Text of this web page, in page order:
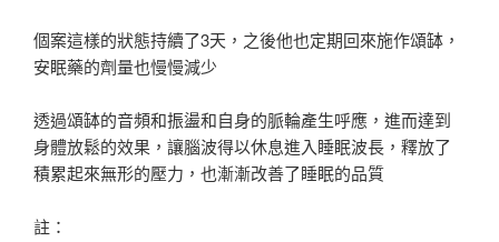
個案這樣的狀態持續了3天，之後他也定期回來施作頌缽，
安眠藥的劑量也慢慢減少
透過頌缽的音頻和振盪和自身的脈輪產生呼應，進而達到
身體放鬆的效果，讓腦波得以休息進入睡眠波長，釋放了
積累起來無形的壓力，也漸漸改善了睡眠的品質
註：